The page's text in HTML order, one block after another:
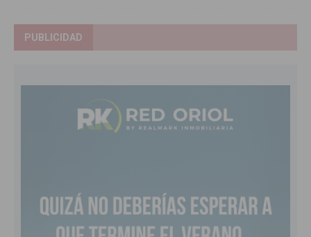
PUBLICIDAD